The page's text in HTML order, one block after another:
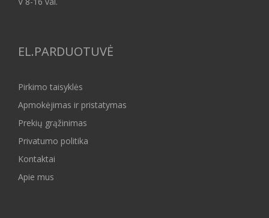
EL.PARDUOTUVĖ
Pirkimo taisyklės
Apmokėjimas ir pristatymas
Prekių grąžinimas
Privatumo politika
Kontaktai
Apie mus